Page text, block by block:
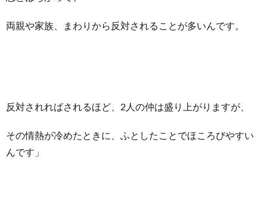
両親や家族、まわりから反対されることが多いんです。
反対されればされるほど、2人の仲は盛り上がりますが、
その情熱が冷めたときに、ふとしたことでほころびやすい
んです」